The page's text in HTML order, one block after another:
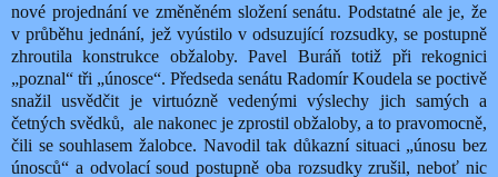
nové projednání ve změněném složení senátu. Podstatné ale je, že
v průběhu jednání, jež vyústilo v odsuzující rozsudky, se postupně
zhroutila konstrukce obžaloby. Pavel Buráň totiž při rekognici
„poznal“ tři „únosce“. Předseda senátu Radomír Koudela se poctivě
snažil usvědčit je virtuózně vedenými výslechy jich samých a
četných svědků, ale nakonec je zprostil obžaloby, a to pravomocně,
čili se souhlasem žalobce. Navodil tak důkazní situaci „únosu bez
únosců“ a odvolací soud postupně oba rozsudky zrušil, neboť nic